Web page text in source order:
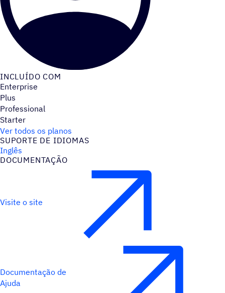
INCLUÍDO COM
Enterprise
Plus
Professional
Starter
Ver todos os planos
SUPORTE DE IDIOMAS
Inglês
DOCUMENTAÇÃO
Visite o site
Documentação de
Ajuda